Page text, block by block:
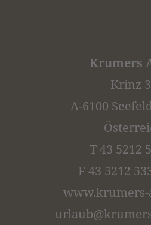
Krumers
Krinz
A-6100
T 43 5212
F 43 5212
urlaub@